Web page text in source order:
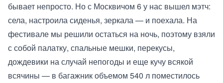
бывает непросто. Но с Москвичом 6 у нас вышел мэтч:
села, настроила сиденья, зеркала — и поехала. На
фестивале мы решили остаться на ночь, поэтому взяли
с собой палатку, спальные мешки, перекусы,
дождевики на случай непогоды и еще кучу всякой
всячины — в багажник объемом 540 л поместилось